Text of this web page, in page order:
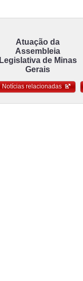
Atuação da
Assembleia
Legislativa de Minas
Gerais
Notícias relacionadas